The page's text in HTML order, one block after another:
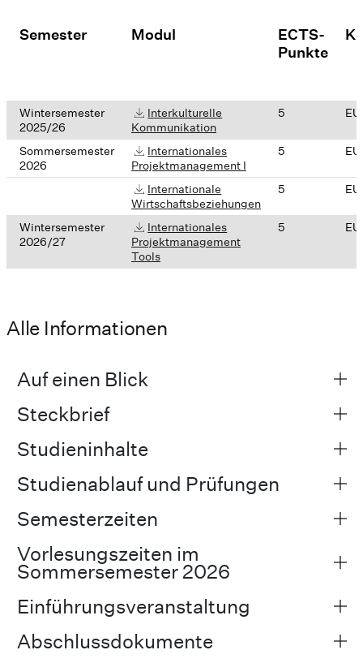
Semester Modul
ECTS-
Punkte
Wintersemester
2025/26
Interkulturelle
Kommunikation
5
Sommersemester
2026
Internationales
Projektmanagement I
5
Internationale
Wirtschaftsbeziehungen
5
Wintersemester
2026/27
Internationales
Projektmanagement
Tools
5
Alle Informationen
Auf einen Blick
Steckbrief
Studieninhalte
Studienablauf und Prüfungen
Semesterzeiten
Vorlesungszeiten im
Sommersemester 2026
Einführungsveranstaltung
Abschlussdokumente